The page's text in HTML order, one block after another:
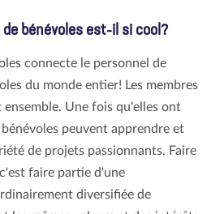
de bénévoles est-il si cool?
connecte le personnel de
du monde entier! Les membres
Une fois qu'elles ont
peuvent apprendre et
de projets passionnants. Faire
faire partie d'une
diversifiée de